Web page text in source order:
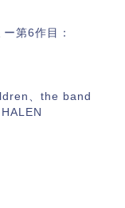
第6作目：
、the band